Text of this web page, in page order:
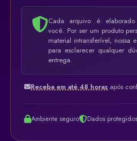
Cada arquivo é elaborado
você. Por ser um produto
material intransferível, nossa
para esclarecer qualquer
entrega.
Receba em até 48 horas após
Ambiente seguro Dados protegidos